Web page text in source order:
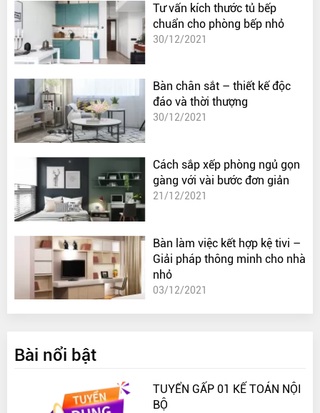
Tư vấn kích thước tủ bếp
chuẩn cho phòng bếp nhỏ
30/12/2021
Bàn chân sắt – thiết kế độc
đáo và thời thượng
30/12/2021
Cách sắp xếp phòng ngủ gọn
gàng với vài bước đơn giản
21/12/2021
Bàn làm việc kết hợp kệ tivi –
Giải pháp thông minh cho nhà
nhỏ
03/12/2021
Bài nổi bật
TUYỂN GẤP 01 KẾ TOÁN NỘI
BỘ